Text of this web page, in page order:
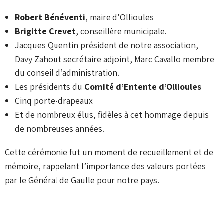
Robert Bénéventi, maire d’Ollioules
Brigitte Crevet, conseillère municipale.
Jacques Quentin président de notre association,
Davy Zahout secrétaire adjoint, Marc Cavallo membre
du conseil d’administration.
Les présidents du Comité d’Entente d’Ollioules
Cinq porte-drapeaux
Et de nombreux élus, fidèles à cet hommage depuis
de nombreuses années.
Cette cérémonie fut un moment de recueillement et de
mémoire, rappelant l’importance des valeurs portées
par le Général de Gaulle pour notre pays.